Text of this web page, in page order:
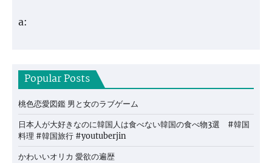
a:
Popular Posts
桃色恋愛図鑑 男と女のラブゲーム
日本人が大好きなのに韓国人は食べない韓国の食べ物3選 #韓国
料理 #韓国旅行 #youtuberjin
かわいいオリカ 愛欲の遍歴